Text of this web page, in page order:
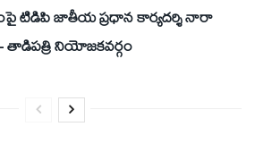
టిడిపి జాతీయ ప్రధాన కార్యదర్శి నారా
నియోజకవర్గం